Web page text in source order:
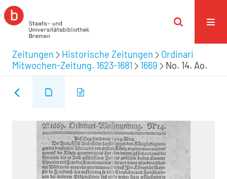
Zeitungen Historische Zeitungen
Ordinari
Mitwochen-Zeitung. 1623-1681
1669 No. 14. Ao.